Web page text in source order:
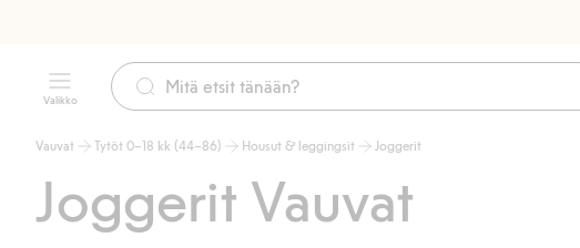
Valikko
Vauvat Tytöt 0–18 kk (44–86) Housut & leggingsit Joggerit
Joggerit Vauvat